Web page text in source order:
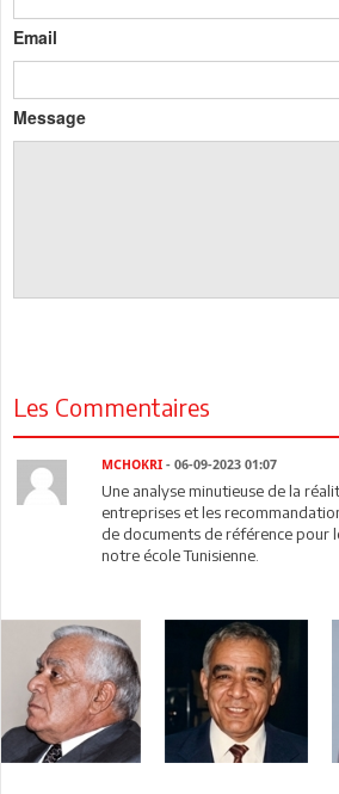
Email
Message
Les Commentaires
MCHOKRI - 06-09-2023 01:07
Une analyse minutieuse de la
entreprises et les
de documents de référence pour
notre école Tunisienne.